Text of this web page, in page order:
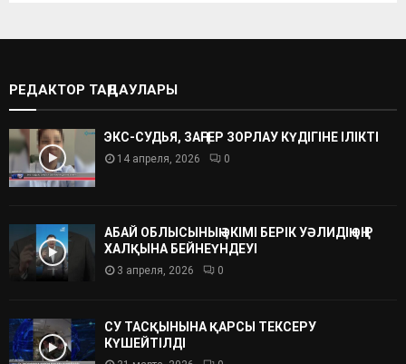
РЕДАКТОР ТАҢДАУЛАРЫ
ЭКС-СУДЬЯ, ЗАҢГЕР ЗОРЛАУ КҮДІГІНЕ ІЛІКТІ
14 апреля, 2026 0
АБАЙ ОБЛЫСЫНЫҢ ӘКІМІ БЕРІК УӘЛИДІҢ ӨҢІР
ХАЛҚЫНА БЕЙНЕҮНДЕУІ
3 апреля, 2026 0
СУ ТАСҚЫНЫНА ҚАРСЫ ТЕКСЕРУ
КҮШЕЙТІЛДІ